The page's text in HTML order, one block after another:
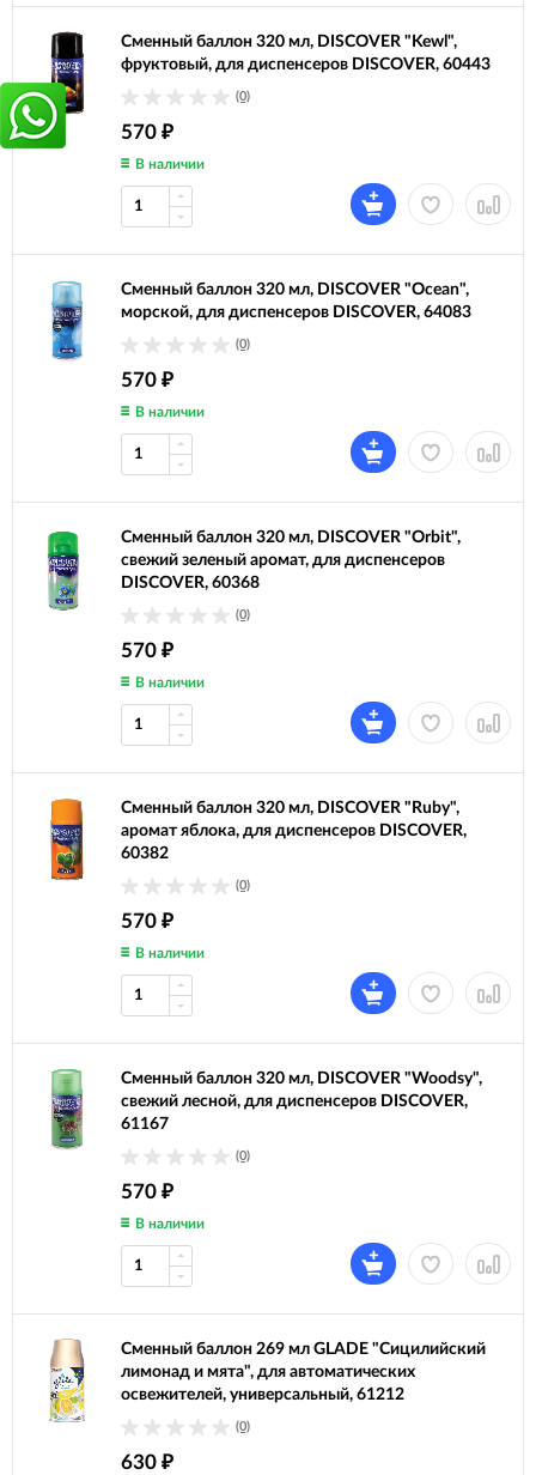
Сменный баллон 320 мл, DISCOVER "Kewl",
фруктовый, для диспенсеров DISCOVER, 60443
(0)
570 ₽
В наличии
Сменный баллон 320 мл, DISCOVER "Ocean",
морской, для диспенсеров DISCOVER, 64083
(0)
570 ₽
В наличии
Сменный баллон 320 мл, DISCOVER "Orbit",
свежий зеленый аромат, для диспенсеров
DISCOVER, 60368
(0)
570 ₽
В наличии
Сменный баллон 320 мл, DISCOVER "Ruby",
аромат яблока, для диспенсеров DISCOVER,
60382
(0)
570 ₽
В наличии
Сменный баллон 320 мл, DISCOVER "Woodsy",
свежий лесной, для диспенсеров DISCOVER,
61167
(0)
570 ₽
В наличии
Сменный баллон 269 мл GLADE "Сицилийский
лимонад и мята", для автоматических
освежителей, универсальный, 61212
(0)
630 ₽